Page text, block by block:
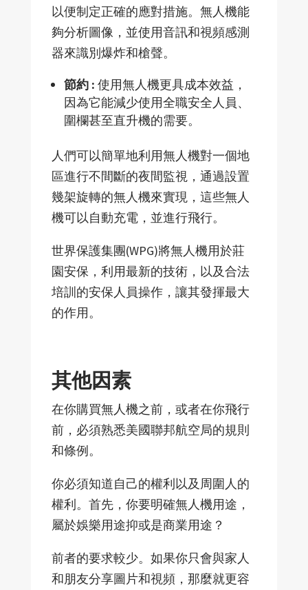
以便制定正確的應對措施。無人機能
夠分析圖像，並使用音訊和視頻感測
器來識別爆炸和槍聲。
節約: 使用無人機更具成本效益，
因為它能減少使用全職安全人員、
圍欄甚至直升機的需要。
人們可以簡單地利用無人機對一個地
區進行不間斷的夜間監視，通過設置
幾架旋轉的無人機來實現，這些無人
機可以自動充電，並進行飛行。
世界保護集團(WPG)將無人機用於莊
園安保，利用最新的技術，以及合法
培訓的安保人員操作，讓其發揮最大
的作用。
其他因素
在你購買無人機之前，或者在你飛行
前，必須熟悉美國聯邦航空局的規則
和條例。
你必須知道自己的權利以及周圍人的
權利。首先，你要明確無人機用途，
屬於娛樂用途抑或是商業用途？
前者的要求較少。如果你只會與家人
和朋友分享圖片和視頻，那麼就更容